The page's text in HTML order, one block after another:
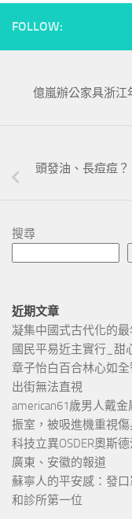
FOLLOW:
億嵐辦公家具浙
頭發油、長痘痘？
搜尋
近期文章
凝集中國式古代化的
國民平易近主實行_甜
章子怡白百合林心如
出街無法直視
american61歲男人戴
振室，被吸進機重視傷
科技立異OSDER奧斯
廣東、安徽的報道
蘇寧人的平安感：發
和診所第一位